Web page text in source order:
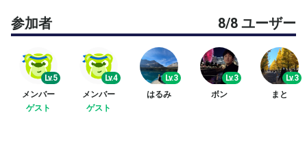
ゲーム中心のレッスンやスクールでは物足りない…
もっと反復したい…
そんな方に向けた内容です。
今回は、
参加者 8/8 ユーザー
Lv.5
メンバー
ゲスト
Lv.4
メンバー
ゲスト
Lv.3
はるみ
Lv.3
ボン
Lv.3
まと